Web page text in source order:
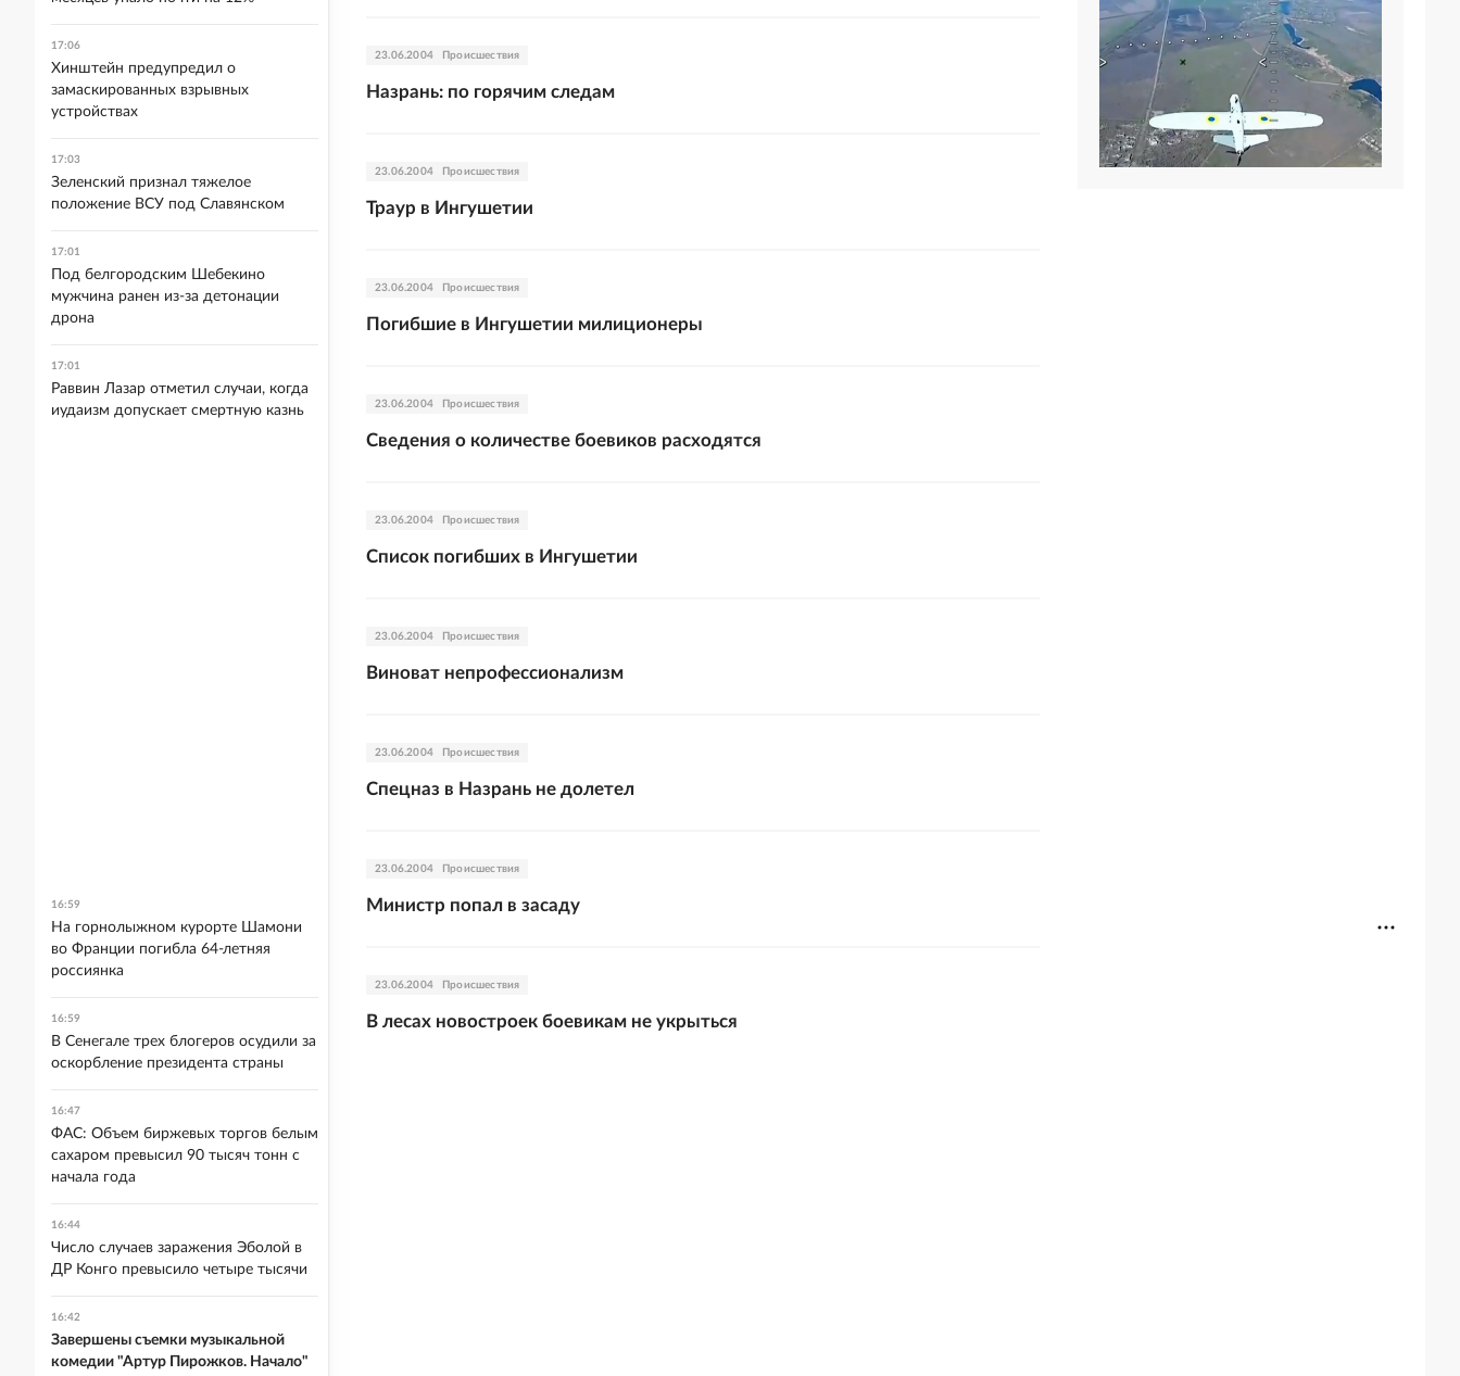
23.06.2004 Происшествия
Назрань: по горячим следам
23.06.2004 Происшествия
Траур в Ингушетии
23.06.2004 Происшествия
Погибшие в Ингушетии милиционеры
23.06.2004 Происшествия
Сведения о количестве боевиков расходятся
23.06.2004 Происшествия
Список погибших в Ингушетии
23.06.2004 Происшествия
Виноват непрофессионализм
23.06.2004 Происшествия
Спецназ в Назрань не долетел
23.06.2004 Происшествия
Министр попал в засаду
23.06.2004 Происшествия
В лесах новостроек боевикам не укрыться
17:06
Хинштейн предупредил о
замаскированных взрывных
устройствах
17:03
Зеленский признал тяжелое
положение ВСУ под Славянском
17:01
Под белгородским Шебекино
мужчина ранен из-за детонации
дрона
17:01
Раввин Лазар отметил случаи, когда
иудаизм допускает смертную казнь
16:59
На горнолыжном курорте Шамони
во Франции погибла 64-летняя
россиянка
16:59
В Сенегале трех блогеров осудили за
оскорбление президента страны
16:47
ФАС: Объем биржевых торгов белым
сахаром превысил 90 тысяч тонн с
начала года
16:44
Число случаев заражения Эболой в
ДР Конго превысило четыре тысячи
16:42
Завершены съемки музыкальной
комедии "Артур Пирожков. Начало"